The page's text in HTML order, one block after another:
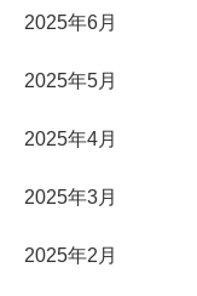
2025年6月
2025年5月
2025年4月
2025年3月
2025年2月